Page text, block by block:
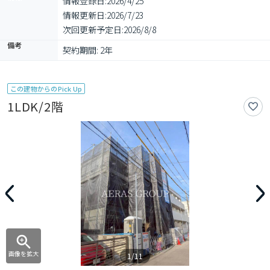
情報更新日:2026/7/23
次回更新予定日:2026/8/8
備考 契約期間: 2年
この建物からのPick Up
1LDK/2階
画像を拡大 1/11